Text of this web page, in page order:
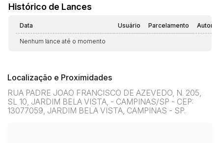
Histórico de Lances
Data Usuário Parcelamento
Nenhum lance até o momento
Localização e Proximidades
RUA PADRE JOAO FRANCISCO DE AZEVEDO, N. 205,
SL 10, JARDIM BELA VISTA, - CAMPINAS/SP - CEP:
13077059, JARDIM BELA VISTA, CAMPINAS - SP.